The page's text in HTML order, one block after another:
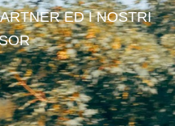
ED I NOSTRI